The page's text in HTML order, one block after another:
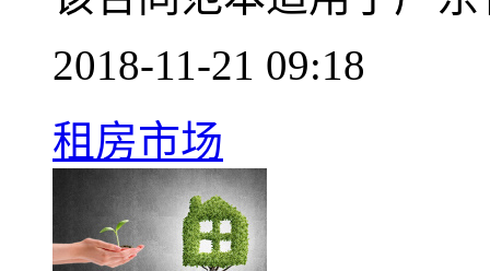
2018-11-21 09:18
租房市场